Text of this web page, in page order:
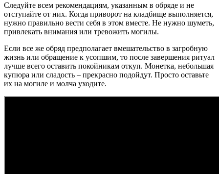
Следуйте всем рекомендациям, указанным в обряде и не
отступайте от них. Когда приворот на кладбище выполняется,
нужно правильно вести себя в этом вместе. Не нужно шуметь,
привлекать внимания или тревожить могилы.
Если все же обряд предполагает вмешательство в загробную
жизнь или обращение к усопшим, то после завершения ритуал
лучше всего оставить покойникам откуп. Монетка, небольшая
купюра или сладость – прекрасно подойдут. Просто оставьте
их на могиле и молча уходите.